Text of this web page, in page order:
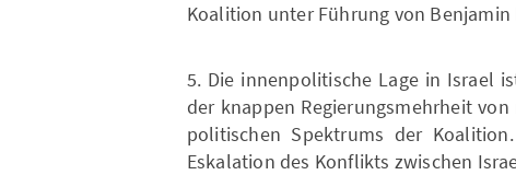
Koalition unter Führung von
5. Die innenpolitische Lage in Israel
der knappen Regierungsmehrheit
politischen Spektrums der
Eskalation des Konflikts zwischen